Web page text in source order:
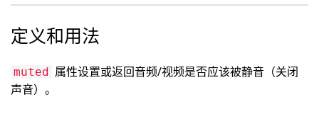
定义和用法
muted 属性设置或返回音频/视频是否应该被静音（关闭
声音）。